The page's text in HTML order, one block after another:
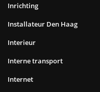
Inrichting
Installateur Den Haag
Interieur
Interne transport
Internet